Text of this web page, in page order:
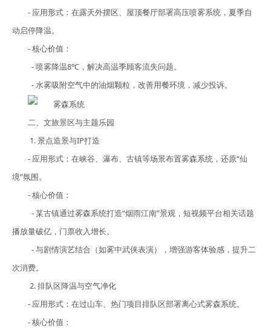
- 应用形式：在露天外摆区、屋顶餐厅部署高压喷雾系统，夏季自
动启停降温。
- 核心价值：
- 喷雾降温8℃，解决高温季顾客流失问题。
- 水雾吸附空气中的油烟颗粒，改善用餐环境，减少投诉。
二、文旅景区与主题乐园
1. 景点造景与IP打造
- 应用形式：在峡谷、瀑布、古镇等场景布置雾森系统，还原“仙
境”氛围。
- 核心价值：
- 某古镇通过雾森系统打造“烟雨江南”景观，短视频平台相关话题
播放量破亿，门票收入增长。
- 与剧情演艺结合（如雾中武侠表演），增强游客体验感，提升二
次消费。
2. 排队区降温与空气净化
- 应用形式：在过山车、热门项目排队区部署离心式雾森系统。
- 核心价值：